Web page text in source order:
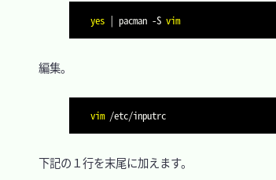
yes | pacman -S vim
編集。
vim
下記の１行を末尾に加えます。